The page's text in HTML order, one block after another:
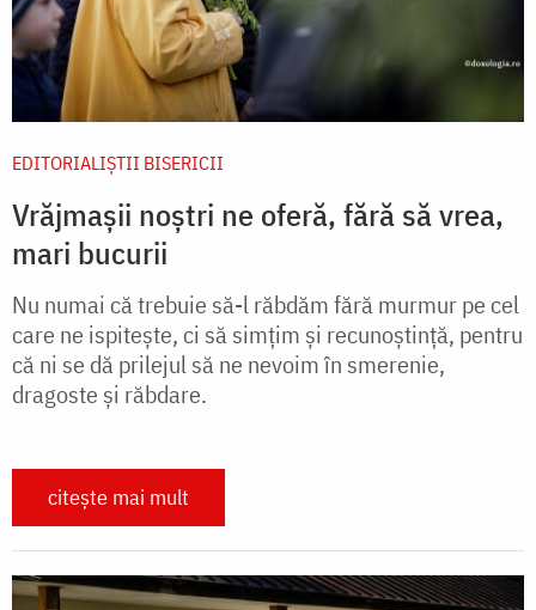
EDITORIALIȘTII BISERICII
Vrăjmașii noștri ne oferă, fără să vrea,
mari bucurii
Nu numai că trebuie să-l răbdăm fără murmur pe cel
care ne ispitește, ci să simțim și recunoștință, pentru
că ni se dă prilejul să ne nevoim în smerenie,
dragoste și răbdare.
citește mai mult